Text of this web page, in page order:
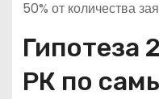
50% от количества
Гипотеза
РК по